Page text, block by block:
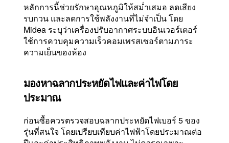
หลักการนี้ช่วยรักษาอุณหภูมิให้สม่ำเสมอ ลดเสียง
รบกวน และลดการใช้พลังงานที่ไม่จำเป็น โดย
Midea ระบุว่าเครื่องปรับอากาศระบบอินเวอร์เตอร์
ใช้การควบคุมความเร็วคอมเพรสเซอร์ตามภาระ
ความเย็นของห้อง
มองหาฉลากประหยัดไฟและค่าไฟโดย
ประมาณ
ก่อนซื้อควรตรวจสอบฉลากประหยัดไฟเบอร์ 5 ของ
รุ่นที่สนใจ โดยเปรียบเทียบค่าไฟฟ้าโดยประมาณต่อ